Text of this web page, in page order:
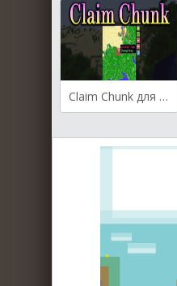
Claim Chunk для Майнкрафт [1.20.1, 1.20, 1.19.4]